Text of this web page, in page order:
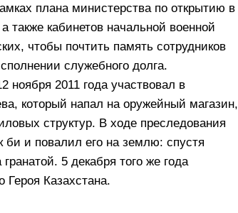
плана министерства по открытию в
кабинетов начальной военной
чтобы почтить память сотрудников
служебного долга.
ноября 2011 года участвовал в
который напал на оружейный магазин,
структур. В ходе преследования
би и повалил его на землю: спустя
5 декабря того же года
Героя Казахстана.